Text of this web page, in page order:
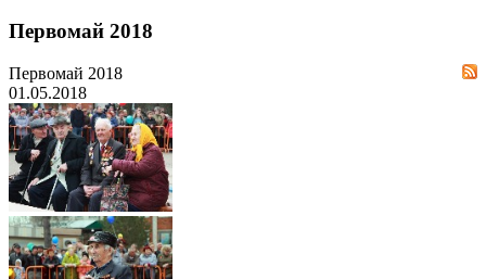
Первомай 2018
Первомай 2018
01.05.2018